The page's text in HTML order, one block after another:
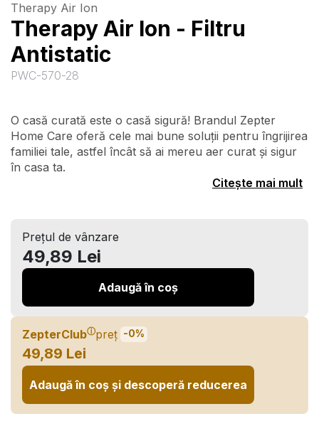
Therapy Air Ion
Therapy Air Ion - Filtru
Antistatic
PWC-570-28
O casă curată este o casă sigură! Brandul Zepter
Home Care oferă cele mai bune soluții pentru îngrijirea
familiei tale, astfel încât să ai mereu aer curat și sigur
în casa ta.
Citește mai mult
Prețul de vânzare
49,89 Lei
Adaugă în coș
ZepterClubⓘpreț -0%
49,89 Lei
Adaugă în coș și descoperă reducerea